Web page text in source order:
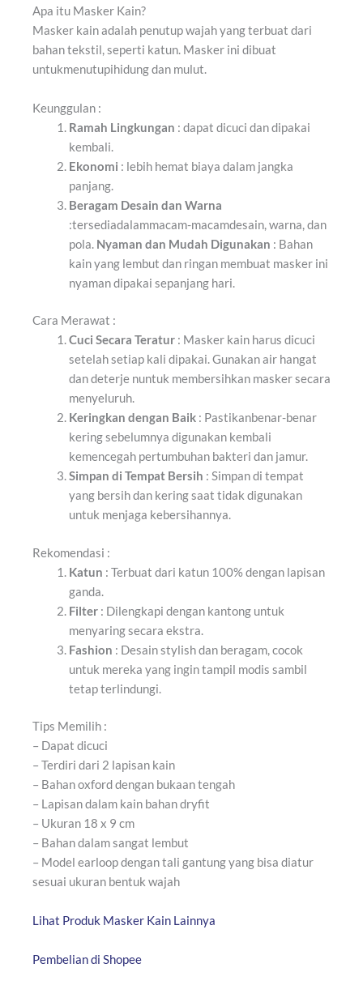
Apa itu Masker Kain?
Masker kain adalah penutup wajah yang terbuat dari
bahan tekstil, seperti katun. Masker ini dibuat
untukmenutupihidung dan mulut.
Keunggulan :
Ramah Lingkungan : dapat dicuci dan dipakai
kembali.
Ekonomi : lebih hemat biaya dalam jangka
panjang.
Beragam Desain dan Warna
:tersediadalammacam-macamdesain, warna, dan
pola. Nyaman dan Mudah Digunakan : Bahan
kain yang lembut dan ringan membuat masker ini
nyaman dipakai sepanjang hari.
Cara Merawat :
Cuci Secara Teratur : Masker kain harus dicuci
setelah setiap kali dipakai. Gunakan air hangat
dandeterje nuntuk membersihkan masker secara
menyeluruh.
Keringkan dengan Baik : Pastikanbenar-benar
kering sebelumnya digunakan kembali
kemencegah pertumbuhan bakteri dan jamur.
Simpan di Tempat Bersih : Simpan di tempat
yang bersih dan kering saat tidak digunakan
untuk menjaga kebersihannya.
Rekomendasi :
Katun : Terbuat dari katun 100% dengan lapisan
ganda.
Filter : Dilengkapi dengan kantong untuk
menyaring secara ekstra.
Fashion : Desain stylish dan beragam, cocok
untuk mereka yang ingin tampil modis sambil
tetapterlindungi
Tips Memilih :
– Dapat dicuci
– Terdiri dari 2 lapisan kain
– Bahan oxford dengan bukaan tengah
– Lapisan dalam kain bahan dryfit
– Ukuran 18 x 9 cm
– Bahan dalam sangat lembut
– Model earloop dengan tali gantung yang bisa diatur
sesuai ukuran bentuk wajah
Lihat Produk Masker Kain Lainnya
Pembelian di Shopee